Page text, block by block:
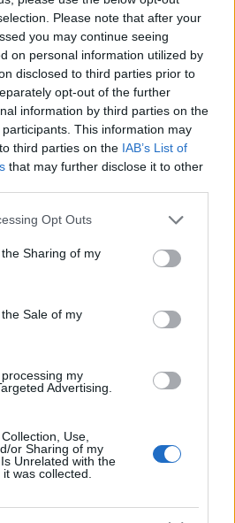
Please note that after your
you may continue seeing
on personal information utilized by
disclosed to third parties prior to
opt-out of the further
information by third parties on the
participants. This information may
third parties on the IAB’s List of
that may further disclose it to other
app uses one or more Google
usage behaviour. You may click to
Google and its third-party tags to
purposes in below Google
Opt Outs
Sharing of my
Sale of my
my
Advertising.
Use,
or Sharing of my
Unrelated with the
was collected.
2,048)
x 4,096)
आकार(1,048,576 x
;-)